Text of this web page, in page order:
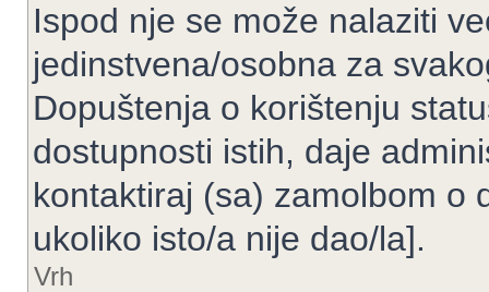
Ispod nje se može nalaziti
jedinstvena/osobna za
Dopuštenja o korištenju
dostupnosti istih, daje
kontaktiraj (sa) zamolbom o
ukoliko isto/a nije dao/la].
Vrh